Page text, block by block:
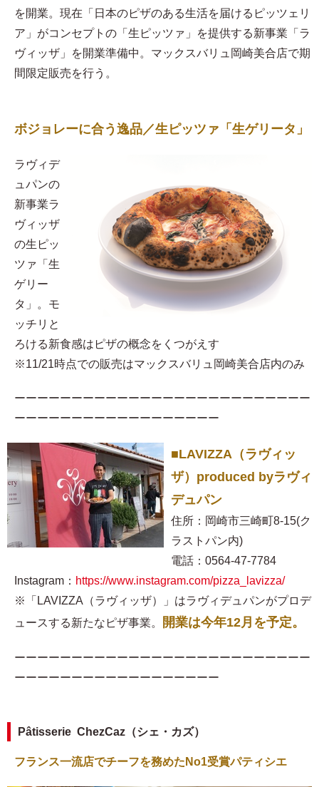
を開業。現在「日本のピザのある生活を届けるピッツェリ
ア」がコンセプトの「生ピッツァ」を提供する新事業「ラ
ヴィッザ」を開業準備中。マックスバリュ岡崎美合店で期
間限定販売を行う。
ボジョレーに合う逸品／生ピッツァ「生ゲリータ」
ラヴィデ
ュパンの
新事業ラ
ヴィッザ
の生ピッ
ツァ「生
ゲリー
タ」。モ
ッチリと
ろける新食感はピザの概念をくつがえす
※11/21時点での販売はマックスバリュ岡崎美合店内のみ
ーーーーーーーーーーーーーーーーーーーーーーーーーー
ーーーーーーーーーーーーーーーーーー
■LAVIZZA（ラヴィッ
ザ）produced byラヴィ
デュパン
住所：岡崎市三崎町8-15(ク
ラストパン内)
電話：0564-47-7784
Instagram： https://www.instagram.com/pizza_lavizza/
※「LAVIZZA（ラヴィッザ）」はラヴィデュパンがプロデ
ュースする新たなピザ事業。
開業は今年12月を予定。
ーーーーーーーーーーーーーーーーーーーーーーーーーー
ーーーーーーーーーーーーーーーーーー
Pâtisserie ChezCaz（シェ・カズ）
フランス一流店でチーフを務めたNo1受賞パティシエ